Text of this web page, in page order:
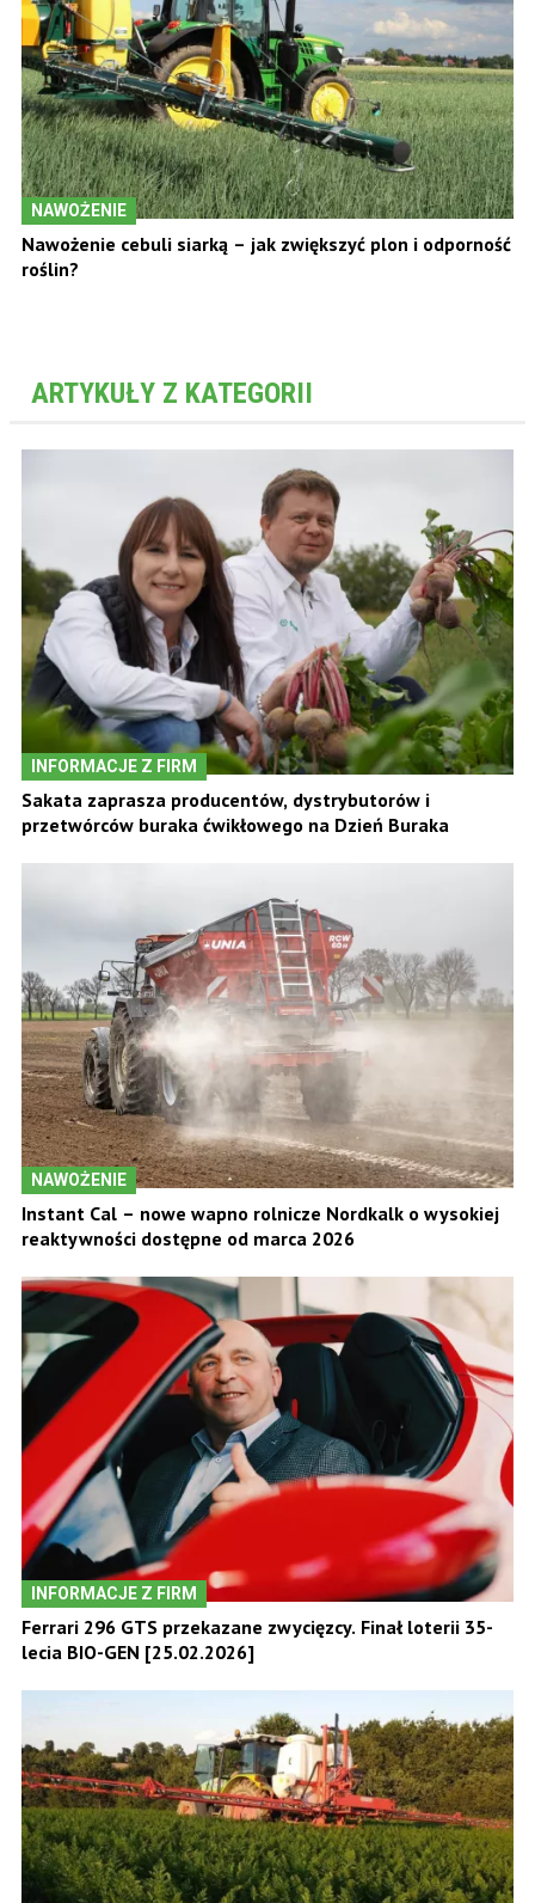
NAWOŻENIE
Nawożenie cebuli siarką – jak zwiększyć plon i odporność
roślin?
ARTYKUŁY Z KATEGORII
INFORMACJE Z FIRM
Sakata zaprasza producentów, dystrybutorów i
przetwórców buraka ćwikłowego na Dzień Buraka
NAWOŻENIE
Instant Cal – nowe wapno rolnicze Nordkalk o wysokiej
reaktywności dostępne od marca 2026
INFORMACJE Z FIRM
Ferrari 296 GTS przekazane zwycięzcy. Finał loterii 35-
lecia BIO-GEN [25.02.2026]